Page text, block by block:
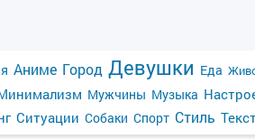
Аниме Город Девушки Еда
Мужчины Музыка
Ситуации Собаки Спорт Стиль